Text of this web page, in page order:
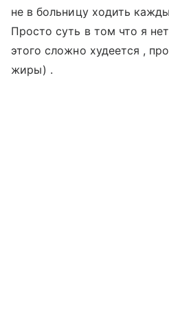
не в больницу ходить
Просто суть в том что я
этого сложно худеется ,
жиры) .